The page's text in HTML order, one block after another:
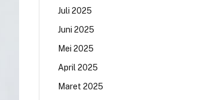
Juli 2025
Juni 2025
Mei 2025
April 2025
Maret 2025